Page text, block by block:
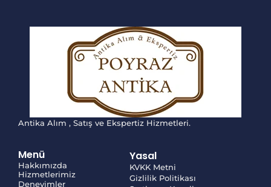
Antika Alım , Satış ve Ekspertiz Hizmetleri.
Menü
Hakkımızda
Hizmetlerimiz
Deneyimler
Yasal
KVKK Metni
Gizlilik Politikası